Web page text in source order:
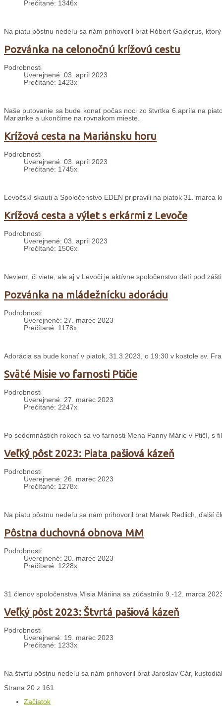
Prečítané: 1346x
Na piatu pôstnu nedeľu sa nám prihovoril brat Róbert Gajderus,
Pozvánka na celonočnú krížovú cestu
Podrobnosti
Uverejnené: 03. apríl 2023
Prečítané: 1423x
Naše putovanie sa bude konať počas noci zo štvrtka 6.apríla na
Marianke a ukončíme na rovnakom mieste.
Krížová cesta na Mariánsku horu
Podrobnosti
Uverejnené: 03. apríl 2023
Prečítané: 1745x
Levočskí skauti a Spoločenstvo EDEN pripravili na piatok 31. marca
Krížová cesta a výlet s erkármi z Levoče
Podrobnosti
Uverejnené: 03. apríl 2023
Prečítané: 1506x
Neviem, či viete, ale aj v Levoči je aktívne spoločenstvo detí pod
Pozvánka na mládežnícku adoráciu
Podrobnosti
Uverejnené: 27. marec 2023
Prečítané: 1178x
Adorácia sa bude konať v piatok, 31.3.2023, o 19:30 v kostole sv.
Sväté Misie vo farnosti Ptičie
Podrobnosti
Uverejnené: 27. marec 2023
Prečítané: 2247x
Po sedemnástich rokoch sa vo farnosti Mena Panny Márie v Ptičí, s
Veľký pôst 2023: Piata pašiová kázeň
Podrobnosti
Uverejnené: 26. marec 2023
Prečítané: 1278x
Na piatu pôstnu nedeľu sa nám prihovoril brat Marek Redlich, ďalší
Pôstna duchovná obnova MM
Podrobnosti
Uverejnené: 20. marec 2023
Prečítané: 1228x
31 členov spoločenstva Misia Máriina sa zúčastnilo 9.-12. marca
Veľký pôst 2023: Štvrtá pašiová kázeň
Podrobnosti
Uverejnené: 19. marec 2023
Prečítané: 1233x
Na štvrtú pôstnu nedeľu sa nám prihovoril brat Jaroslav Cár,
Strana 20 z 161
Začiatok